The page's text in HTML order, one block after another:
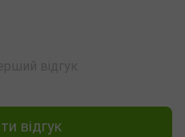
відгук